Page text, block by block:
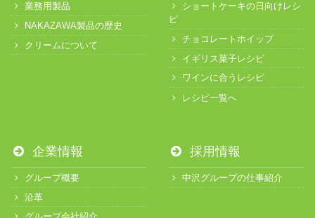
業務用製品
NAKAZAWA製品の歴史
クリームについて
ショートケーキの日向けレシ
ピ
チョコレートホイップ
イギリス菓子レシピ
ワインに合うレシピ
レシピ一覧へ
企業情報
グループ概要
沿革
採用情報
中沢グループの仕事紹介